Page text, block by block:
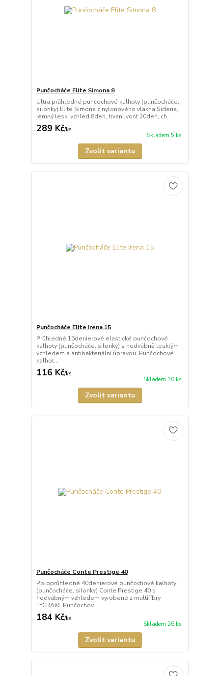
Punčocháče Elite Simona 8
Ultra průhledné punčochové kalhoty (punčocháče,
silonky) Elite Simona z nylonového vlákna Sideria,
jemný lesk, vzhled 8den, trvanlivost 20den, ch...
289 Kč/ks
Skladem 5 ks
Zvolit variantu
Punčocháče Elite Irena 15
Průhledné 15denierové elastické punčochové
kalhoty (punčocháče, silonky) s hedvábně lesklým
vzhledem a antibakteriální úpravou. Punčochové
kalhot...
116 Kč/ks
Skladem 10 ks
Zvolit variantu
Punčocháče Conte Prestige 40
Poloprůhledné 40denierové punčochové kalhoty
(punčocháče, silonky) Conte Prestige 40 s
hedvábným vzhledem vyrobené z multifíbry
LYCRA®. Punčochov...
184 Kč/ks
Skladem 26 ks
Zvolit variantu